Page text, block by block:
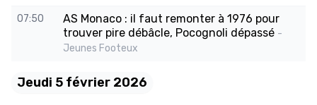
07:50
AS Monaco : il faut remonter à 1976 pour
trouver pire débâcle, Pocognoli dépassé -
Jeunes Footeux
Jeudi 5 février 2026